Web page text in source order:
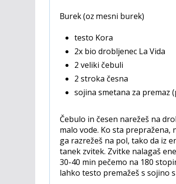
Burek (oz mesni burek)
testo Kora
2x bio drobljenec La Vida
2 veliki čebuli
2 stroka česna
sojina smetana za premaz
Čebulo in česen narežeš na
malo vode. Ko sta
ga razrežeš na pol, tako da iz
tanek zvitek. Zvitke nalagaš
30-40 min pečemo na 180
lahko testo premažeš s sojino